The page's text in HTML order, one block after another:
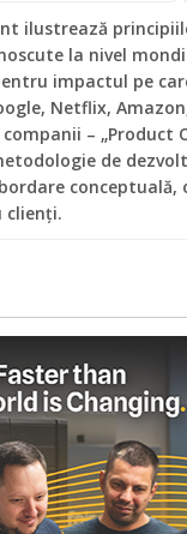
ilustrează
la nivel
impactul pe
Netflix,
– „Product
de
clienți.